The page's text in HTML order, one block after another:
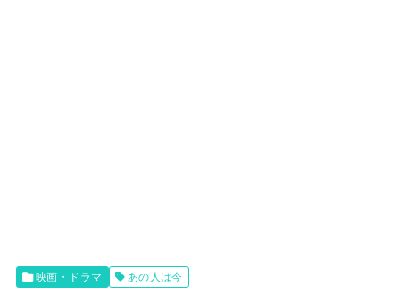
映画・ドラマ あの人は今